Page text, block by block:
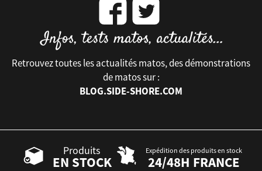
Retrouvez toutes les actualités matos, des démonstrations
de matos sur :
BLOG.SIDE-SHORE.COM
Produits
EN STOCK
Expédition des produits en stock
24/48H FRANCE